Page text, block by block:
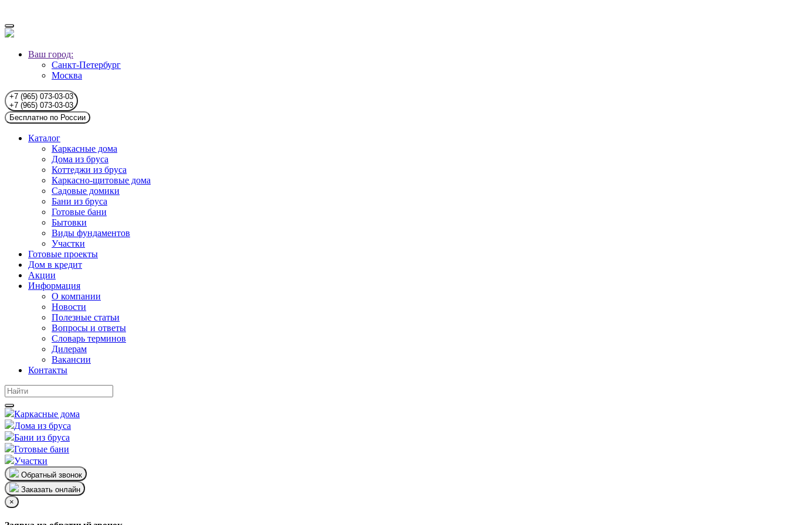
Ваш город:
Санкт-Петербург
Москва
+7 (965) 073-03-03
+7 (965) 073-03-03
Бесплатно по России
Каталог
Каркасные дома
Дома из бруса
Коттеджи из бруса
Каркасно-щитовые дома
Садовые домики
Бани из бруса
Готовые бани
Бытовки
Виды фундаментов
Участки
Готовые проекты
Дом в кредит
Акции
Информация
О компании
Новости
Полезные статьи
Вопросы и ответы
Словарь терминов
Дилерам
Вакансии
Контакты
Каркасные дома
Дома из бруса
Бани из бруса
Готовые бани
Участки
Обратный звонок
Заказать онлайн
×